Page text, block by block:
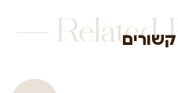
Related
קשורים